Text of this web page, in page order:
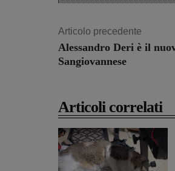
Articolo precedente
Alessandro Deri è il
Sangiovannese
Articoli correlati